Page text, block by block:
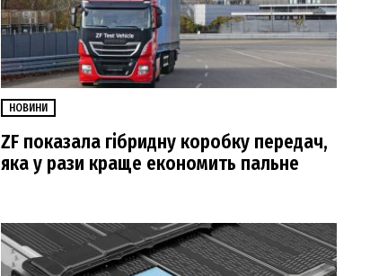
НОВИНИ
ZF показала гібридну коробку передач,
яка у рази краще економить пальне